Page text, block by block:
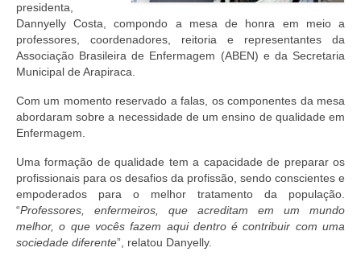
Editais e licitação
Eleições
Responsabilidade Técnica
Decisões
Portarias
Resoluções
presidenta,
Dannyelly Costa, compondo a mesa de honra em meio a
professores, coordenadores, reitoria e representantes da
Associação Brasileira de Enfermagem (ABEN) e da Secretaria
Municipal de Arapiraca.
Com um momento reservado a falas, os componentes da mesa
abordaram sobre a necessidade de um ensino de qualidade em
Enfermagem.
Uma formação de qualidade tem a capacidade de preparar os
profissionais para os desafios da profissão, sendo conscientes e
empoderados para o melhor tratamento da população.
“Professores, enfermeiros, que acreditam em um mundo
melhor, o que vocês fazem aqui dentro é contribuir com uma
sociedade diferente”, relatou Danyelly.